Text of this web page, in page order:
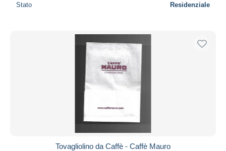
Stato Residenziale
Tovagliolino da Caffè - Caffè Mauro